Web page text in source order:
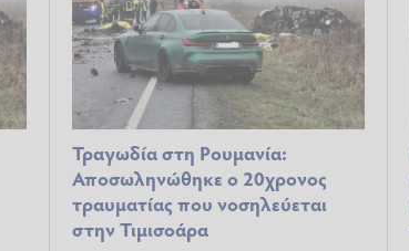
Τραγωδία στη Ρουμανία:
Αποσωληνώθηκε ο 20χρονος
τραυματίας που νοσηλεύεται
στην Τιμισοάρα